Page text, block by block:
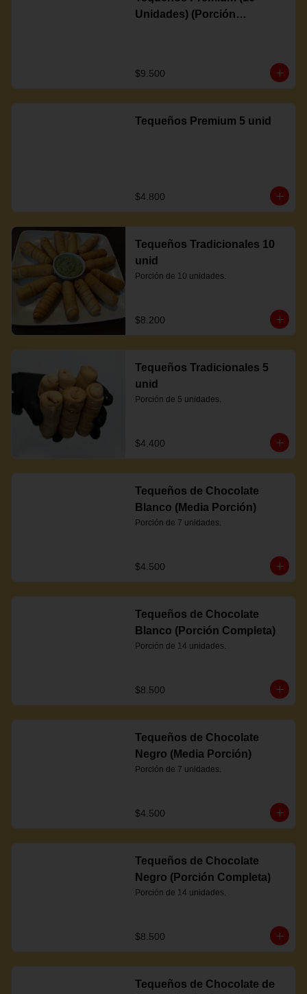
Unidades) (Porción
$9.500
Tequeños Premium 5 unid
$4.800
Tequeños Tradicionales 10
unid
Porción de 10 unidades.
$8.200
Tequeños Tradicionales 5
unid
Porción de 5 unidades.
$4.400
Tequeños de Chocolate
Blanco (Media Porción)
Porción de 7 unidades.
$4.500
Tequeños de Chocolate
Blanco (Porción Completa)
Porción de 14 unidades.
$8.500
Tequeños de Chocolate
Negro (Media Porción)
Porción de 7 unidades.
$4.500
Tequeños de Chocolate
Negro (Porción Completa)
Porción de 14 unidades.
$8.500
Tequeños de Chocolate de